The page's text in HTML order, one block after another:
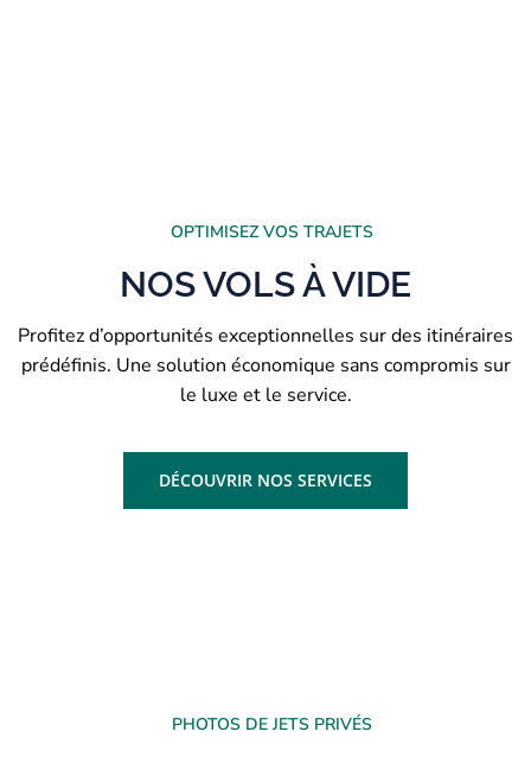
OPTIMISEZ VOS TRAJETS
NOS VOLS À VIDE
Profitez d’opportunités exceptionnelles sur des itinéraires
prédéfinis. Une solution économique sans compromis sur
le luxe et le service.
DÉCOUVRIR NOS SERVICES
PHOTOS DE JETS PRIVÉS